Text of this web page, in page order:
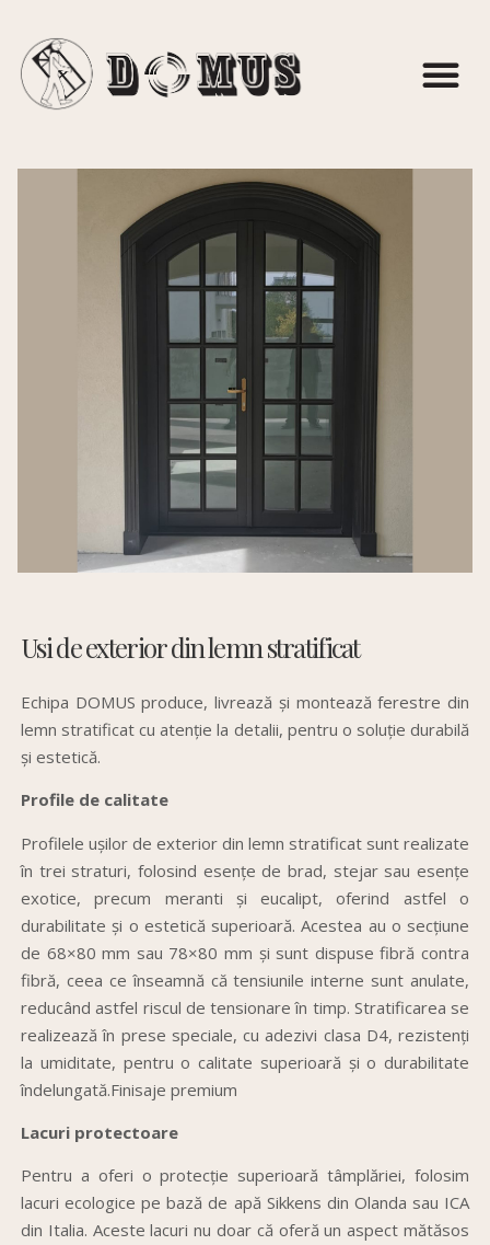
Usi de exterior din lemn stratificat
Echipa DOMUS produce,livrează și montează ferestre din
lemn stratificat cu atențiela detalii, pentru o soluție durabilă
și estetică.
Profile de calitate
Profilele ușilor de exterior din lemn stratificat sunt realizate
în trei straturi, folosind esențe de brad, stejar sau esențe
exotice, precum meranti și eucalipt, oferind astfel o
durabilitate și o estetică superioară. Acestea au o secțiune
de 68×80 mm sau 78×80 mm și sunt dispuse fibră contra
fibră, ceea ce înseamnă că tensiunile interne sunt anulate,
reducând astfel riscul de tensionare în timp. Stratificarea se
realizează în prese speciale, cu adezivi clasa D4, rezistenți
la umiditate, pentru o calitate superioară și o durabilitate
îndelungată.Finisaje premium
Lacuri protectoare
Pentru a oferi o protecție superioară tâmplăriei, folosim
lacuri ecologice pe bază de apă Sikkens din Olanda sau ICA
din Italia. Aceste lacuri nu doar că oferă un aspect mătăsos